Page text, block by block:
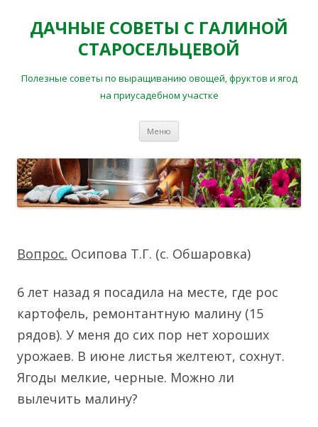
ДАЧНЫЕ СОВЕТЫ С ГАЛИНОЙ
СТАРОСЕЛЬЦЕВОЙ
Полезные советы по выращиванию овощей, фруктов и ягод
на приусадебном участке
Меню
Вопрос. Осипова Т.Г. (с. Обшаровка)
6 лет назад я посадила на месте, где рос
картофель, ремонтантную малину (15
рядов). У меня до сих пор нет хороших
урожаев. В июне листья желтеют, сохнут.
Ягоды мелкие, черные. Можно ли
вылечить малину?